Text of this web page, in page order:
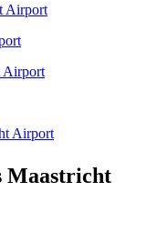
Airport
Airport
Airport
Maastricht